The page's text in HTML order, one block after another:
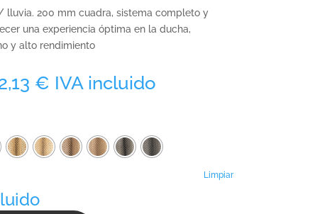
200 mm cuadra, sistema completo y
una experiencia óptima en la ducha,
y alto rendimiento
€Rango
desde
649,89 €
hasta
IVA incluido
Limpiar